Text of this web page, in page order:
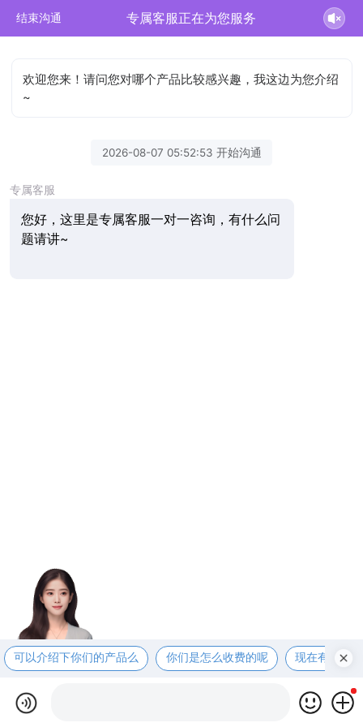
结束沟通 专属客服正在为您服务
欢迎您来！请问您对哪个产品比较感兴趣，我这边为您介绍
~
2026-08-07 05:52:53 开始沟通
专属客服
您好，这里是专属客服一对一咨询，有什么问
题请讲~
可以介绍下你们的产品么 你们是怎么收费的呢 现在有优惠